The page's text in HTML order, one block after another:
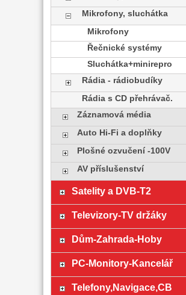
Mikrofony, sluchátka
Mikrofony
Řečnické systémy
Sluchátka+minirepro
Rádia - rádiobudíky
Rádia s CD přehrávač.
Záznamová média
Auto Hi-Fi a doplňky
Plošné ozvučení -100V
AV příslušenství
Satelity a DVB-T2
Televizory-TV držáky
Dům-Zahrada-Hoby
PC-Monitory-Kancelář
Telefony,Navigace,CB